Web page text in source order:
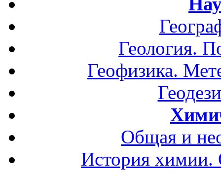
Геология.
Геофизика.
Общая и
История